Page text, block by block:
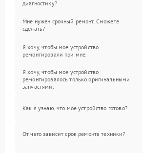
диагностику?
Мне нужен срочный ремонт. Сможете
сделать?
Я хочу, чтобы мое устройство
ремонтировали при мне.
Я хочу, чтобы мое устройство
ремонтировалось только оригинальными
запчастями.
Как я узнаю, что мое устройство готово?
От чего зависит срок ремонта техники?